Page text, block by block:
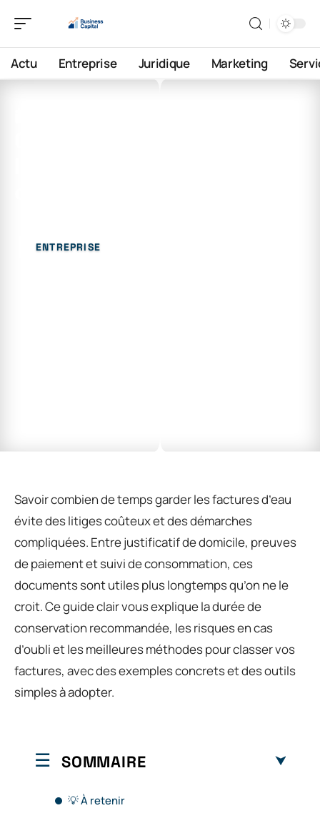
Actu Entreprise Juridique Marketing
ENTREPRISE
Savoir combien de temps garder les factures d’eau
évite des litiges coûteux et des démarches
compliquées. Entre justificatif de domicile, preuves
de paiement et suivi de consommation, ces
documents sont utiles plus longtemps qu’on ne le
croit. Ce guide clair vous explique la durée de
conservation recommandée, les risques en cas
d’oubli et les meilleures méthodes pour classer vos
factures, avec des exemples concrets et des outils
simples à adopter.
SOMMAIRE
💡 À retenir